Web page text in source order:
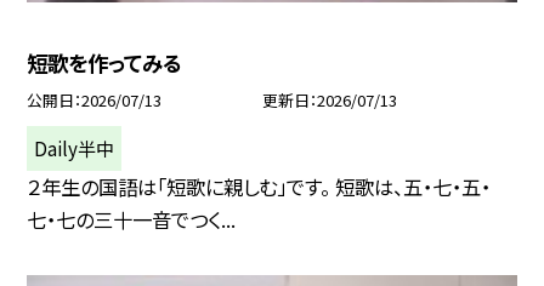
短歌を作ってみる
公開日 2026/07/13 更新日 2026/07/13
Daily半中
２年生の国語は「短歌に親しむ」です。 短歌は、五・七・五・
七・七の三十一音でつく...